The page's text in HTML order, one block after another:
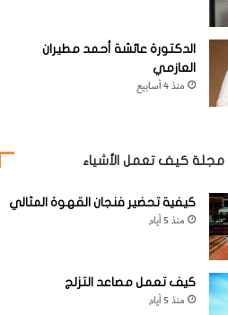
الدكتورة عائشة أحمد مطيران
العازمي
منذ 4 أسابيع
مجلة كيف تعمل الأشياء
كيفية تحضير فنجان القهوة المثالي
منذ 5 أيام
كيف تعمل مصاعد التزلج
منذ 5 أيام